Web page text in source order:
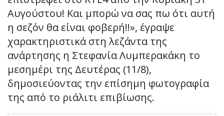
Αυγούστου! Και μπορώ να σας πω ότι αυτή
η σεζόν θα είναι φοβερή!!», έγραψε
χαρακτηριστικά στη λεζάντα της
ανάρτησης η Στεφανία Λυμπερακάκη το
μεσημέρι της Δευτέρας (11/8),
δημοσιεύοντας την επίσημη φωτογραφία
της από το ριάλιτι επιβίωσης.